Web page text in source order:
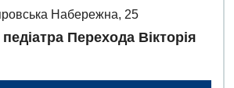
Набережна, 25
Перехода Вікторія